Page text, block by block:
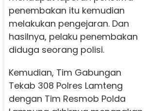
penembakan itu kemudian
melakukan pengejaran. Dan
hasilnya, pelaku penembakan
diduga seorang polisi.
Kemudian, Tim Gabungan
Tekab 308 Polres Lamteng
dengan Tim Resmob Polda